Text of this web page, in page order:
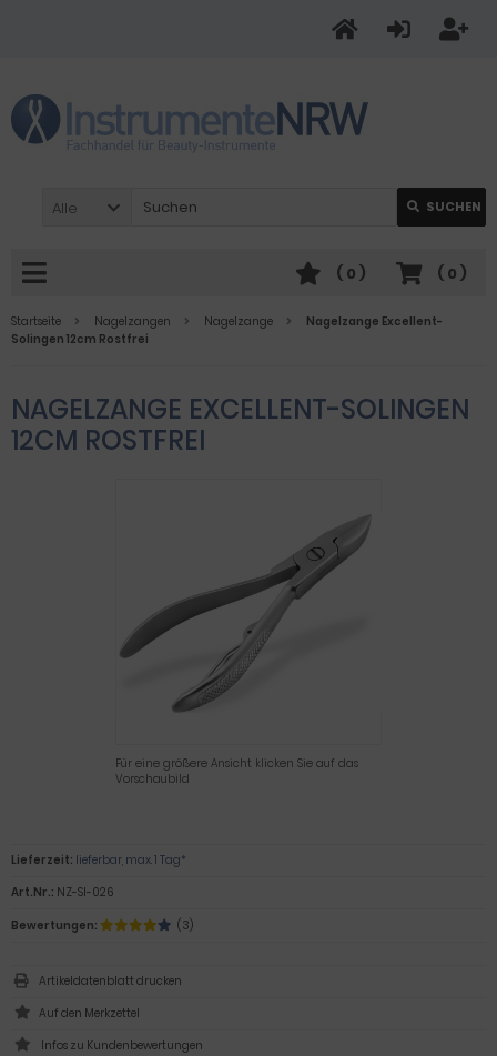
Alle SUCHEN
( 0 )
( 0 )
Startseite Nagelzangen Nagelzange
Nagelzange Excellent-
Solingen 12cm Rostfrei
NAGELZANGE EXCELLENT-SOLINGEN
12CM ROSTFREI
Für eine größere Ansicht klicken Sie auf das
Vorschaubild
Lieferzeit: lieferbar, max. 1 Tag*
Art.Nr.: NZ-SI-026
Bewertungen:
(3)
Artikeldatenblatt drucken
Infos zu Kundenbewertungen